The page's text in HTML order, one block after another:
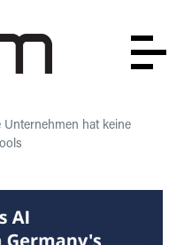
Unternehmen hat keine